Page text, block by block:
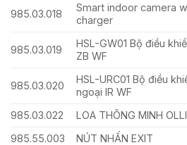
985.03.018
Smart indoor camera
charger
985.03.019
HSL-GW01 Bộ điều
ZB WF
985.03.020
HSL-URC01 Bộ điều
ngoại IR WF
985.03.022 LOA THÔNG MINH
985.55.003
NÚT NHẤN EXIT